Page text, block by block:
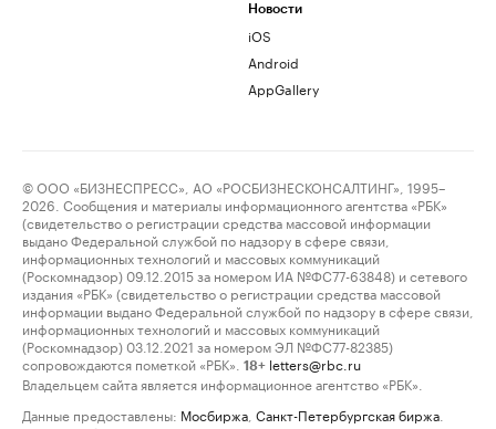
Новости
iOS
Android
AppGallery
© ООО «БИЗНЕСПРЕСС», АО «РОСБИЗНЕСКОНСАЛТИНГ», 1995–
2026. Сообщения и материалы информационного агентства «РБК»
(свидетельство о регистрации средства массовой информации
выдано Федеральной службой по надзору в сфере связи,
информационных технологий и массовых коммуникаций
(Роскомнадзор) 09.12.2015 за номером ИА №ФС77-63848) и сетевого
издания «РБК» (свидетельство о регистрации средства массовой
информации выдано Федеральной службой по надзору в сфере связи,
информационных технологий и массовых коммуникаций
(Роскомнадзор) 03.12.2021 за номером ЭЛ №ФС77-82385)
сопровождаются пометкой «РБК».
18+ letters@rbc.ru
Владельцем сайта является информационное агентство «РБК».
Данные предоставлены: Мосбиржа Санкт-Петербургская биржа